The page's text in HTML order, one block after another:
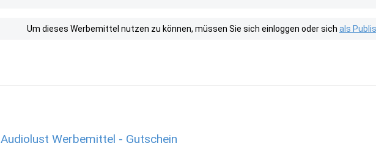
Um dieses Werbemittel nutzen zu können, müssen Sie sich einloggen oder sich als
Audiolust Werbemittel - Gutschein